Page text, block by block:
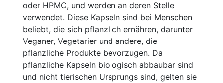
oder HPMC, und werden an deren Stelle
verwendet. Diese Kapseln sind bei Menschen
beliebt, die sich pflanzlich ernähren, darunter
Veganer, Vegetarier und andere, die
pflanzliche Produkte bevorzugen. Da
pflanzliche Kapseln biologisch abbaubar sind
und nicht tierischen Ursprungs sind, gelten sie